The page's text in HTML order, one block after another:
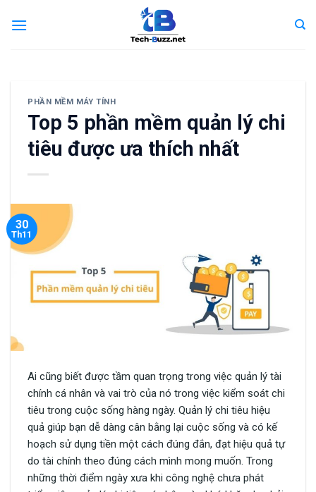
PHẦN MỀM MÁY TÍNH
Top 5 phần mềm quản lý chi
tiêu được ưa thích nhất
30
Th11
Ai cũng biết được tầm quan trọng trong việc quản lý tài
chính cá nhân và vai trò của nó trong việc kiểm soát chi
tiêu trong cuộc sống hàng ngày. Quản lý chi tiêu hiệu
quả giúp bạn dễ dàng cân bằng lại cuộc sống và có kế
hoạch sử dụng tiền một cách đúng đắn, đạt hiệu quả tự
do tài chính theo đúng cách mình mong muốn. Trong
những thời điểm ngày xưa khi công nghệ chưa phát